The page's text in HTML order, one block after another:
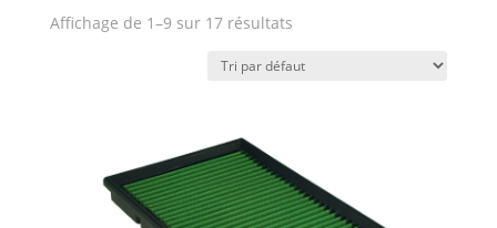
Affichage de 1–9 sur 17 résultats